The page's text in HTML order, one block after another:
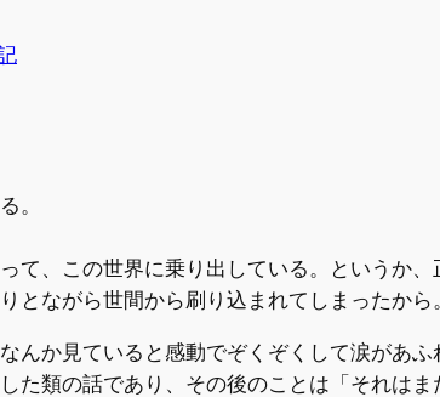
。
て、この世界に乗り出している。というか
ながら世間から刷り込まれてしまったから。
か見ていると感動でぞくぞくして涙があ
た類の話であり、その後のことは「それは